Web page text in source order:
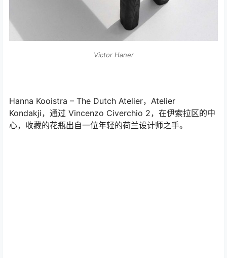
Victor Haner
Hanna Kooistra – The Dutch Atelier，Atelier
Kondakji，通过 Vincenzo Civerchio 2，在伊索拉区的中
心，收藏的花瓶出自一位年轻的荷兰设计师之手。